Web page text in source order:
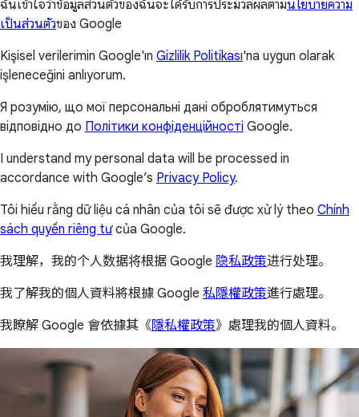
ฉันเข้าใจว่าข้อมูลส่วนตัวของฉันจะได้รับการประมวลผลตามนโยบายความ
เป็นส่วนตัวของ Google
Kişisel verilerimin Google'ın Gizlilik Politikası'na uygun olarak
işleneceğini anlıyorum.
Я розумію, що мої персональні дані оброблятимуться
відповідно до Політики конфіденційності Google.
I understand my personal data will be processed in
accordance with Google’s Privacy Policy.
Tôi hiểu rằng dữ liệu cá nhân của tôi sẽ được xử lý theo Chính
sách quyền riêng tưcủa Google.
我理解，我的个人数据将根据 Google 隐私政策进行处理。
我了解我的個人資料將根據 Google 私隱權政策進行處理。
我瞭解 Google 會依據其《隱私權政策》處理我的個人資料。